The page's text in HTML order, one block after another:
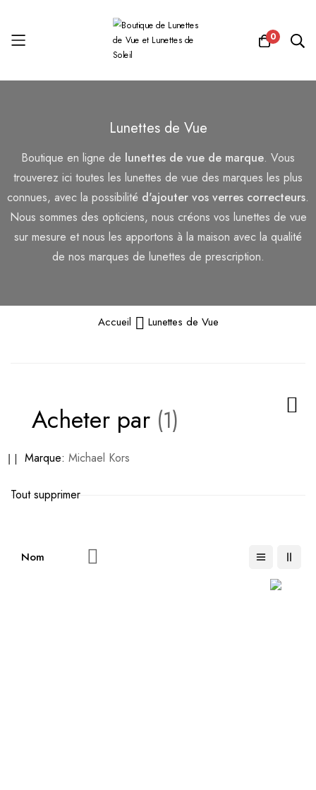
0
Lunettes de Vue
Boutique en ligne de lunettes de vue de marque. Vous
trouverez ici toutes les lunettes de vue des marques les plus
connues, avec la possibilité d'ajouter vos verres correcteurs.
Nous sommes des opticiens, nous créons vos lunettes de vue
sur mesure et nous les apportons à la maison avec la qualité
de nos marques de lunettes de prescription.
Accueil Lunettes de Vue
Acheter par
Marque Michael Kors
Supprimer
Élément
Tout supprimer